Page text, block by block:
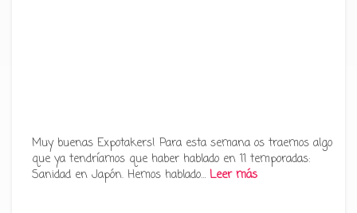
Muy buenas Expotakers! Para esta semana os traemos algo
que ya tendríamos que haber hablado en 11 temporadas:
Sanidad en Japón. Hemos hablado… Leer más